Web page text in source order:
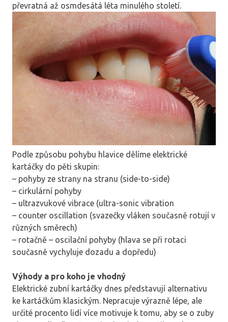
převratná až osmdesátá léta minulého století.
Podle způsobu pohybu hlavice dělíme elektrické
kartáčky do pěti skupin:
– pohyby ze strany na stranu (side-to-side)
– cirkulární pohyby
– ultrazvukové vibrace (ultra-sonic vibration
– counter oscillation (svazečky vláken současně rotují v
různých směrech)
– rotačně – oscilační pohyby (hlava se při rotaci
současně vychyluje dozadu a dopředu)
Výhody a pro koho je vhodný
Elektrické zubní kartáčky dnes představují alternativu
ke kartáčkům klasickým. Nepracuje výrazně lépe, ale
určité procento lidí více motivuje k tomu, aby se o zuby